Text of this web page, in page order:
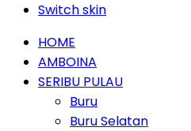
Switch skin
HOME
AMBOINA
SERIBU PULAU
Buru
Buru Selatan